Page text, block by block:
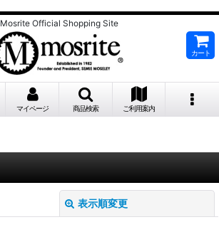
Mosrite Official Shopping Site
カート
マイページ 商品検索 ご利用案内
表示順変更